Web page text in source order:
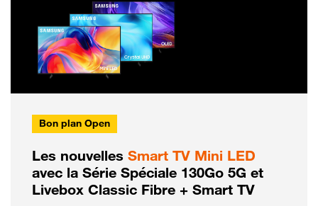
Bon plan Open
Les nouvelles Smart TV Mini LED
avec la Série Spéciale 130Go 5G et
Livebox Classic Fibre + Smart TV